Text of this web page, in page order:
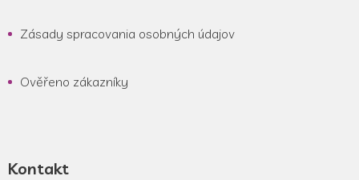
Zásady spracovania osobných údajov
Ověřeno zákazníky
Kontakt